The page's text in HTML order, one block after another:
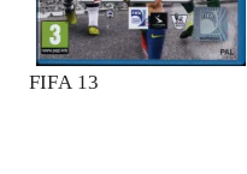
FIFA 13